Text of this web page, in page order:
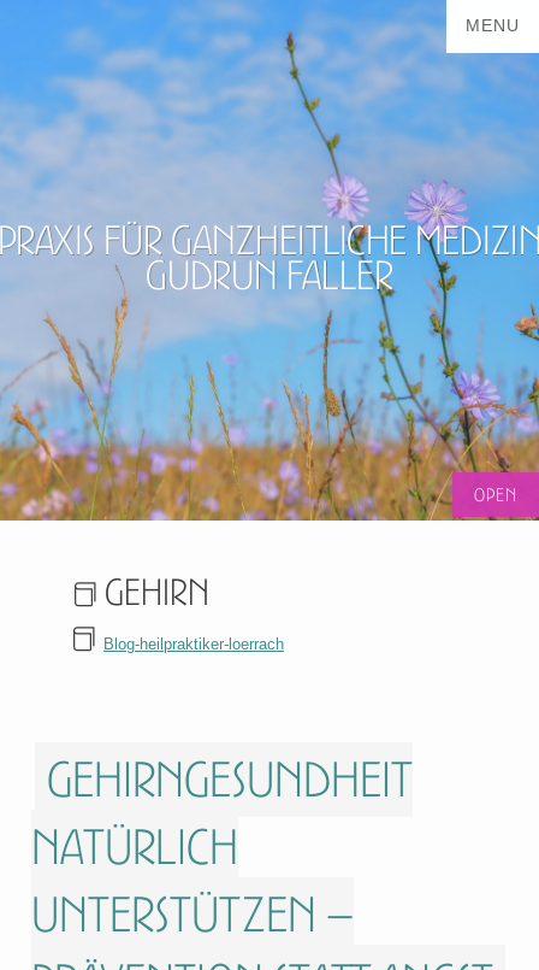
für ganzheitliche
Gudrun Faller
Gehirn
Blog-heilpraktiker-loerrach
Gehirngesundheit
natürlich
unterstützen –